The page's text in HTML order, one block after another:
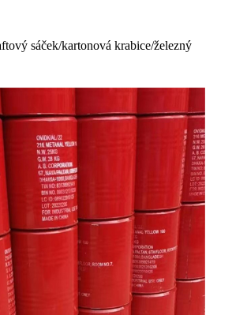
sáček/kartonová krabice/železný